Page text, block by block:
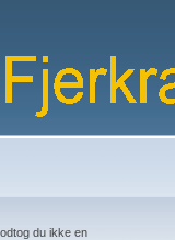
du ikke en